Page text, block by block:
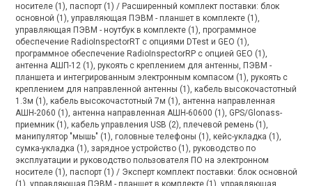
носителе (1), паспорт (1) / Расширенный комплект поставки: блок
основной (1), управляющая ПЭВМ - планшет в комплекте (1),
управляющая ПЭВМ - ноутбук в комплекте (1), программное
обеспечение RadioInspectorRT с опциями DTest и GEO (1),
программное обеспечение RadioInspectorRP с опцией GEO (1),
антенна АШП-12 (1), рукоять с креплением для антенны, ПЭВМ -
планшета и интегрированным электронным компасом (1), рукоять с
креплением для направленной антенны (1), кабель высокочастотный
1.3м (1), кабель высокочастотный 7м (1), антенна направленная
АШН-2060 (1), антенна направленная АШН-60600 (1), GPS/Glonass-
приемник (1), кабель управления USB (2), плечевой ремень (1),
манипулятор "мышь" (1), головные телефоны (1), кейс-укладка (1),
сумка-укладка (1), зарядное устройство (1), руководство по
эксплуатации и руководство пользователя ПО на электронном
носителе (1), паспорт (1) / Эксперт комплект поставки: блок основной
(1), управляющая ПЭВМ - планшет в комплекте (1), управляющая